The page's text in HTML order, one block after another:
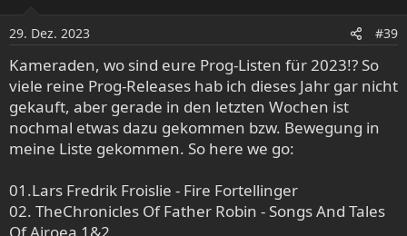
n
e
n
:
29. Dez. 2023 #39
Kameraden, wo sind eure Prog-Listen für 2023!? So
viele reine Prog-Releases hab ich dieses Jahr gar nicht
gekauft, aber gerade in den letzten Wochen ist
nochmal etwas dazu gekommen bzw. Bewegung in
meine Liste gekommen. So here we go:
01.Lars Fredrik Froislie - Fire Fortellinger
02. TheChronicles Of Father Robin - Songs And Tales